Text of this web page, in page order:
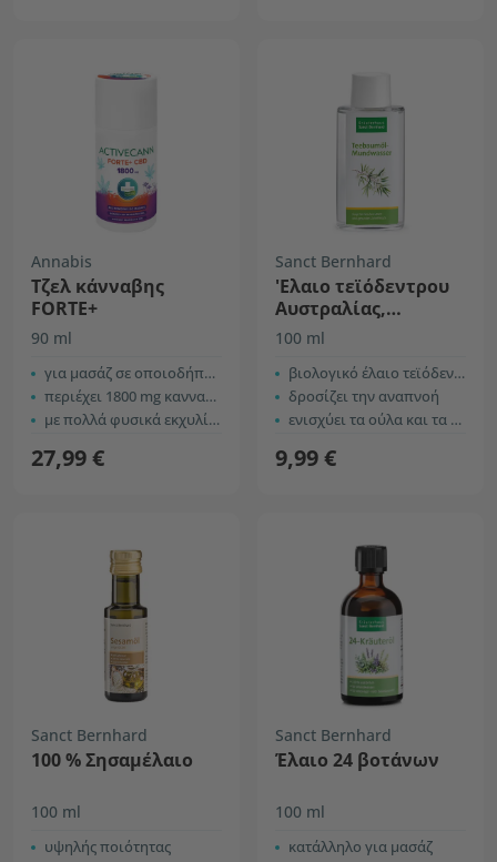
Annabis
Τζελ κάνναβης
FORTE+
90 ml
για μασάζ σε οποιοδήποτε μέρος του σώματος
περιέχει 1800 mg κανναβιδιόλης (CBD)
με πολλά φυσικά εκχυλίσματα
27,99 €
Sanct Bernhard
'Ελαιο τεϊόδεντρου
Αυστραλίας,
στοματικό διάλυμα
100 ml
βιολογικό έλαιο τεϊόδεντρου Αυστραλίας
δροσίζει την αναπνοή
ενισχύει τα ούλα και τα δόντια
9,99 €
Sanct Bernhard
100 % Σησαμέλαιο
100 ml
υψηλής ποιότητας
Sanct Bernhard
Έλαιο 24 βοτάνων
100 ml
κατάλληλο για μασάζ